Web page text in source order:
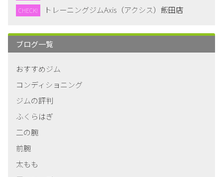
CHECK! トレーニングジムAxis（アクシス）飯田店
ブログ一覧
おすすめジム
コンディショニング
ジムの評判
ふくらはぎ
二の腕
前腕
太もも